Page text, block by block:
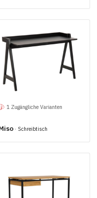
1 Zugängliche Varianten
· Schreibtisch